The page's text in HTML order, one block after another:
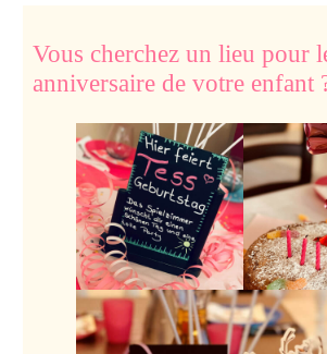
Vous cherchez un lieu pour
anniversaire de votre enfant